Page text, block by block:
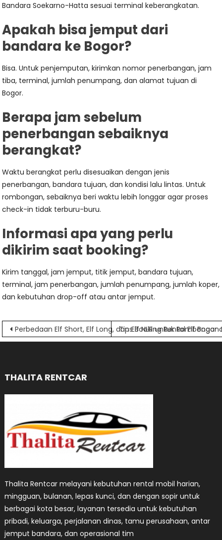
Bandara Soekarno-Hatta sesuai terminal keberangkatan.
Apakah bisa jemput dari
bandara ke Bogor?
Bisa. Untuk penjemputan, kirimkan nomor penerbangan, jam
tiba, terminal, jumlah penumpang, dan alamat tujuan di
Bogor.
Berapa jam sebelum
penerbangan sebaiknya
berangkat?
Waktu berangkat perlu disesuaikan dengan jenis
penerbangan, bandara tujuan, dan kondisi lalu lintas. Untuk
rombongan, sebaiknya beri waktu lebih longgar agar proses
check-in tidak terburu-buru.
Informasi apa yang perlu
dikirim saat booking?
Kirim tanggal, jam jemput, titik jemput, bandara tujuan,
terminal, jam penerbangan, jumlah penumpang, jumlah koper,
dan kebutuhan drop-off atau antar jemput.
Navigasi
Perbedaan Elf Short, Elf Long, dan Elf NLR untuk Rombongan
Tips Booking Rental Elf
THALITA RENTCAR
Thalita Rentcar melayani kebutuhan rental mobil harian,
mingguan, bulanan, lepas kunci, dan dengan sopir untuk
berbagai kota besar, layanan tersedia untuk kebutuhan
pribadi, keluarga, perjalanan dinas, tamu perusahaan, antar
jemput bandara, dan operasional tim